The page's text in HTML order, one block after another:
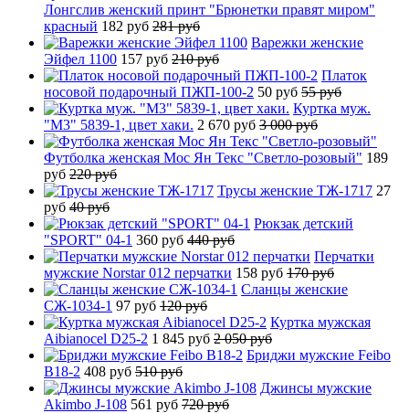
Лонгслив женский принт "Брюнетки правят миром"
красный 182 руб 281 руб
Варежки женские
Эйфел 1100 157 руб 210 руб
Платок
носовой подарочный ПЖП-100-2 50 руб 55 руб
Куртка муж.
"М3" 5839-1, цвет хаки. 2 670 руб 3 000 руб
Футболка женская Мос Ян Текс "Светло-розовый" 189
руб 220 руб
Трусы женские ТЖ-1717 27
руб 40 руб
Рюкзак детский
"SPORT" 04-1 360 руб 440 руб
Перчатки
мужские Norstar 012 перчатки 158 руб 170 руб
Сланцы женские
СЖ-1034-1 97 руб 120 руб
Куртка мужская
Aibianocel D25-2 1 845 руб 2 050 руб
Бриджи мужские Feibo
B18-2 408 руб 510 руб
Джинсы мужские
Akimbo J-108 561 руб 720 руб